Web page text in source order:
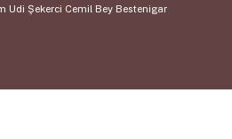
Udi Şekerci Cemil Bey Bestenigar